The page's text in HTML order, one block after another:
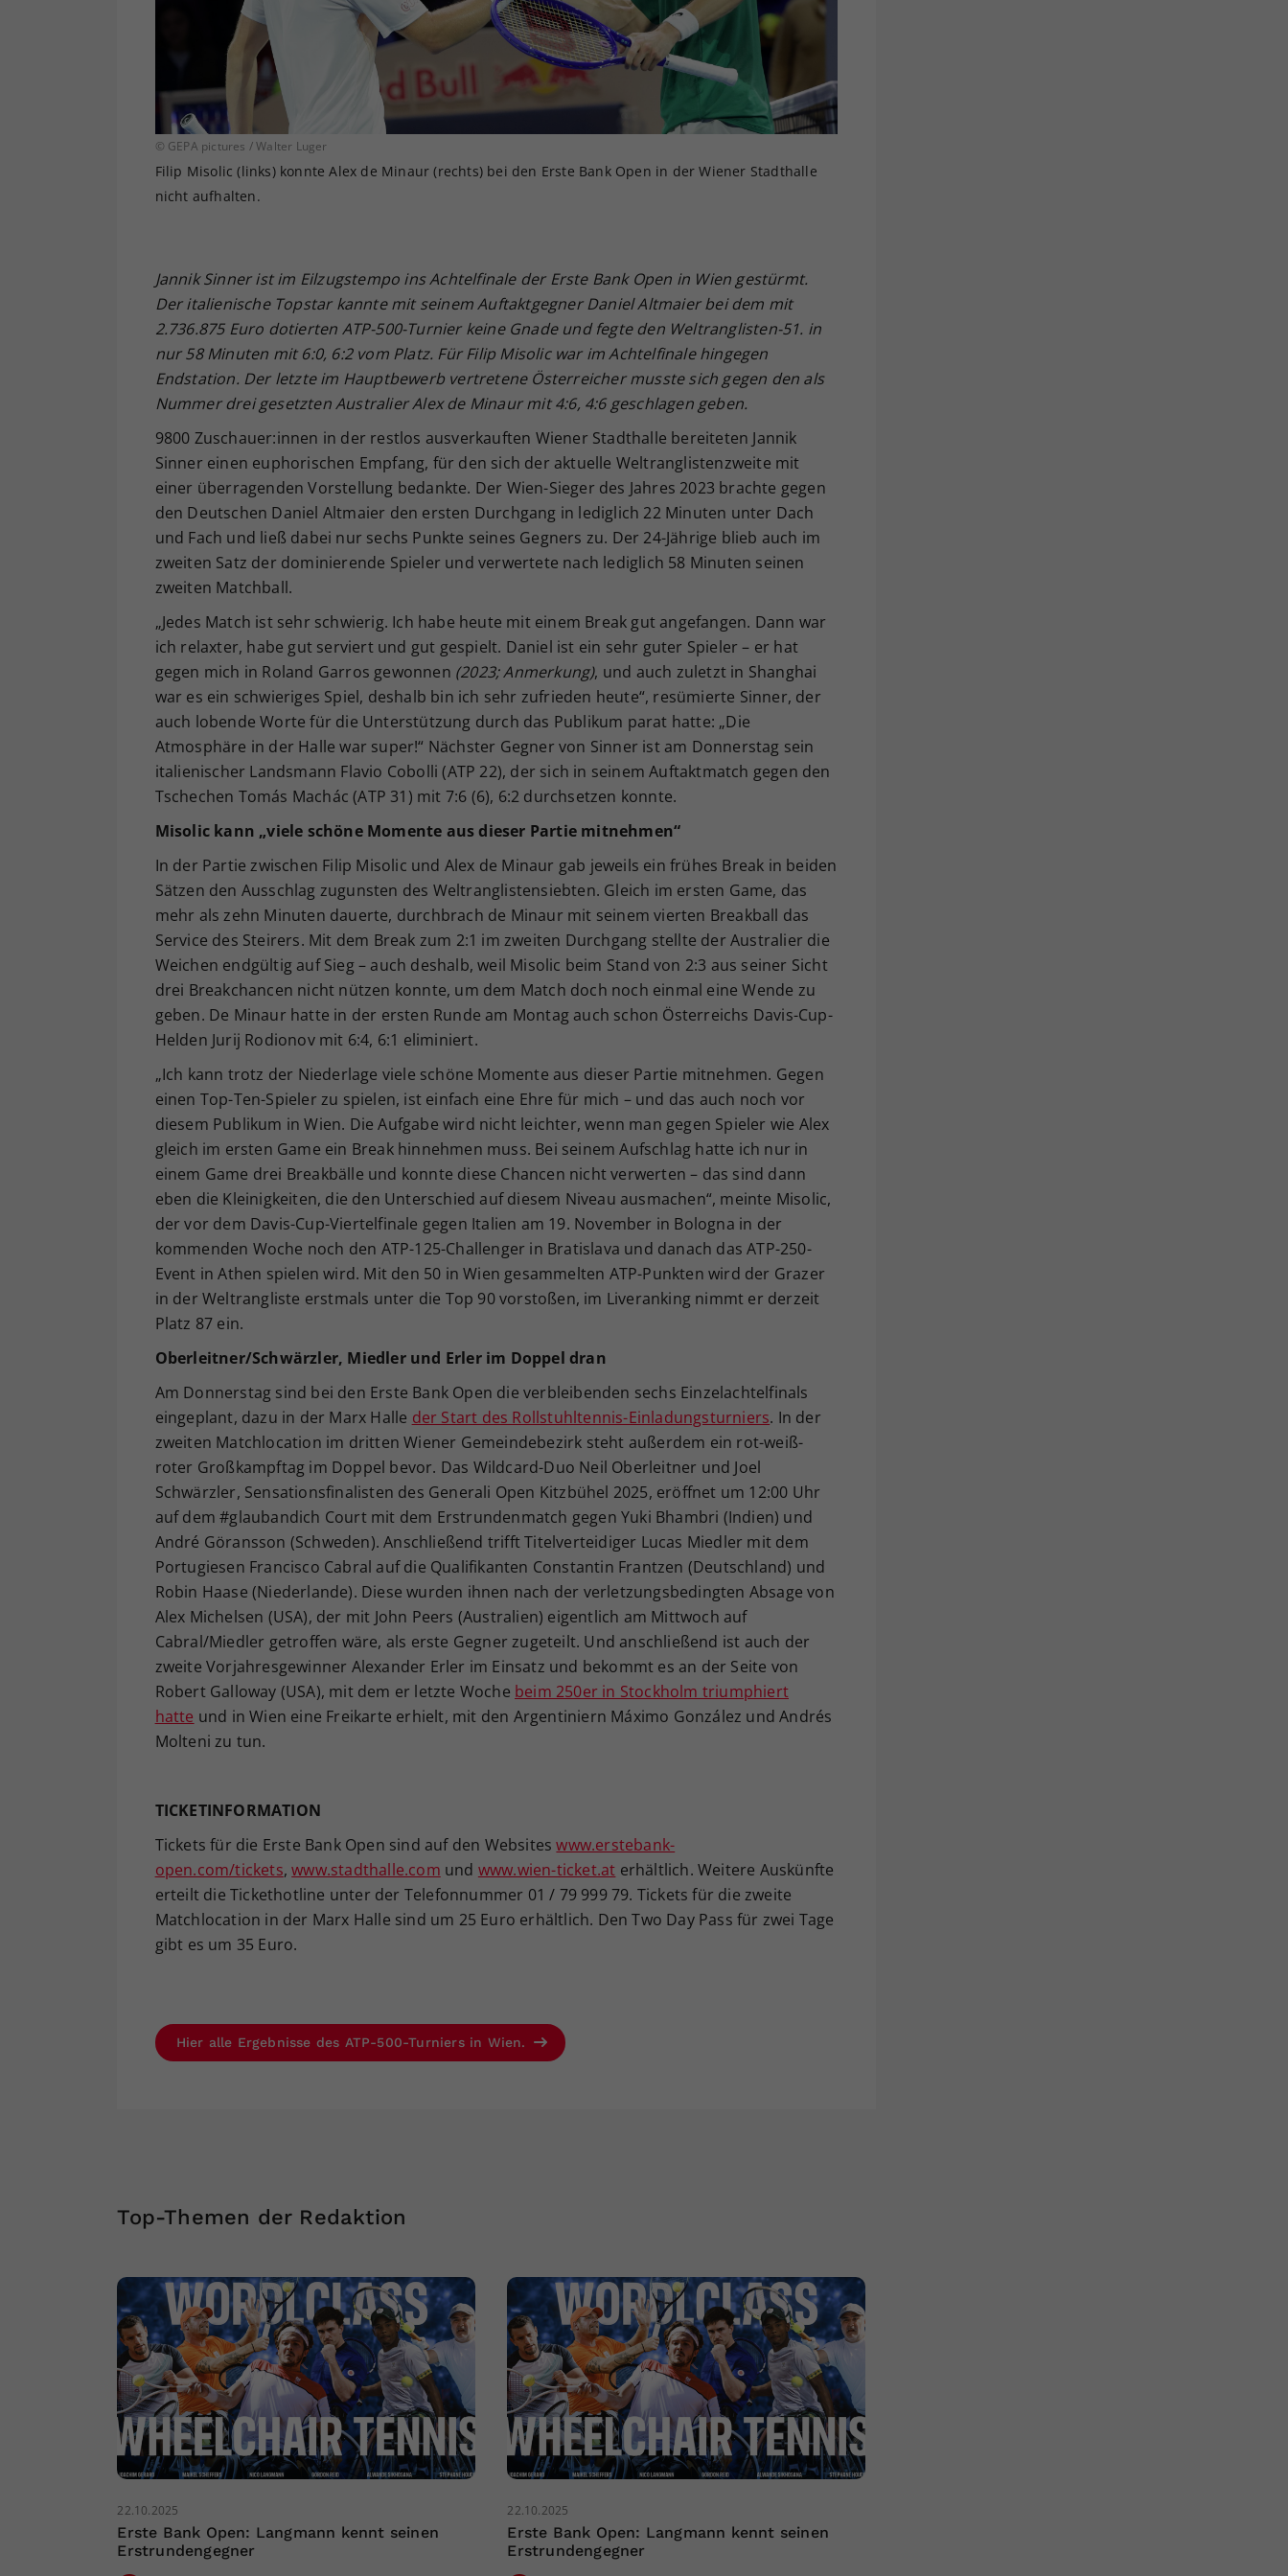
© GEPA pictures / Walter Luger
Filip Misolic (links) konnte Alex de Minaur (rechts) bei den Erste Bank Open in der Wiener Stadthalle
nicht aufhalten.
Jannik Sinner ist im Eilzugstempo ins Achtelfinale der Erste Bank Open in Wien gestürmt.
Der italienische Topstar kannte mit seinem Auftaktgegner Daniel Altmaier bei dem mit
2.736.875 Euro dotierten ATP-500-Turnier keine Gnade und fegte den Weltranglisten-51. in
nur 58 Minuten mit 6:0, 6:2 vom Platz. Für Filip Misolic war im Achtelfinale hingegen
Endstation. Der letzte im Hauptbewerb vertretene Österreicher musste sich gegen den als
Nummer drei gesetzten Australier Alex de Minaur mit 4:6, 4:6 geschlagen geben.
9800 Zuschauer:innen in der restlos ausverkauften Wiener Stadthalle bereiteten Jannik
Sinner einen euphorischen Empfang, für den sich der aktuelle Weltranglistenzweite mit
einer überragenden Vorstellung bedankte. Der Wien-Sieger des Jahres 2023 brachte gegen
den Deutschen Daniel Altmaier den ersten Durchgang in lediglich 22 Minuten unter Dach
und Fach und ließ dabei nur sechs Punkte seines Gegners zu. Der 24-Jährige blieb auch im
zweiten Satz der dominierende Spieler und verwertete nach lediglich 58 Minuten seinen
zweiten Matchball.
„Jedes Match ist sehr schwierig. Ich habe heute mit einem Break gut angefangen. Dann war
ich relaxter, habe gut serviert und gut gespielt. Daniel ist ein sehr guter Spieler – er hat
gegen mich in Roland Garros gewonnen (2023; Anmerkung), und auch zuletzt in Shanghai
war es ein schwieriges Spiel, deshalb bin ich sehr zufrieden heute“, resümierte Sinner, der
auch lobende Worte für die Unterstützung durch das Publikum parat hatte: „Die
Atmosphäre in der Halle war super!“ Nächster Gegner von Sinner ist am Donnerstag sein
italienischer Landsmann Flavio Cobolli (ATP 22), der sich in seinem Auftaktmatch gegen den
Tschechen Tomás Machác (ATP 31) mit 7:6 (6), 6:2 durchsetzen konnte.
Misolic kann „viele schöne Momente aus dieser Partie mitnehmen“
In der Partie zwischen Filip Misolic und Alex de Minaur gab jeweils ein frühes Break in beiden
Sätzen den Ausschlag zugunsten des Weltranglistensiebten. Gleich im ersten Game, das
mehr als zehn Minuten dauerte, durchbrach de Minaur mit seinem vierten Breakball das
Service des Steirers. Mit dem Break zum 2:1 im zweiten Durchgang stellte der Australier die
Weichen endgültig auf Sieg – auch deshalb, weil Misolic beim Stand von 2:3 aus seiner Sicht
drei Breakchancen nicht nützen konnte, um dem Match doch noch einmal eine Wende zu
geben. De Minaur hatte in der ersten Runde am Montag auch schon Österreichs Davis-Cup-
Helden Jurij Rodionov mit 6:4, 6:1 eliminiert.
„Ich kann trotz der Niederlage viele schöne Momente aus dieser Partie mitnehmen. Gegen
einen Top-Ten-Spieler zu spielen, ist einfach eine Ehre für mich – und das auch noch vor
diesem Publikum in Wien. Die Aufgabe wird nicht leichter, wenn man gegen Spieler wie Alex
gleich im ersten Game ein Break hinnehmen muss. Bei seinem Aufschlag hatte ich nur in
einem Game drei Breakbälle und konnte diese Chancen nicht verwerten – das sind dann
eben die Kleinigkeiten, die den Unterschied auf diesem Niveau ausmachen“, meinte Misolic,
der vor dem Davis-Cup-Viertelfinale gegen Italien am 19. November in Bologna in der
kommenden Woche noch den ATP-125-Challenger in Bratislava und danach das ATP-250-
Event in Athen spielen wird. Mit den 50 in Wien gesammelten ATP-Punkten wird der Grazer
in der Weltrangliste erstmals unter die Top 90 vorstoßen, im Liveranking nimmt er derzeit
Platz 87 ein.
Oberleitner/Schwärzler, Miedler und Erler im Doppel dran
Am Donnerstag sind bei den Erste Bank Open die verbleibenden sechs Einzelachtelfinals
eingeplant, dazu in der Marx Halle der Start des Rollstuhltennis-Einladungsturniers. In der
zweiten Matchlocation im dritten Wiener Gemeindebezirk steht außerdem ein rot-weiß-
roter Großkampftag im Doppel bevor. Das Wildcard-Duo Neil Oberleitner und Joel
Schwärzler, Sensationsfinalisten des Generali Open Kitzbühel 2025, eröffnet um 12:00 Uhr
auf dem #glaubandich Court mit dem Erstrundenmatch gegen Yuki Bhambri (Indien) und
André Göransson (Schweden). Anschließend trifft Titelverteidiger Lucas Miedler mit dem
Portugiesen Francisco Cabral auf die Qualifikanten Constantin Frantzen (Deutschland) und
Robin Haase (Niederlande). Diese wurden ihnen nach der verletzungsbedingten Absage von
Alex Michelsen (USA), der mit John Peers (Australien) eigentlich am Mittwoch auf
Cabral/Miedler getroffen wäre, als erste Gegner zugeteilt. Und anschließend ist auch der
zweite Vorjahresgewinner Alexander Erler im Einsatz und bekommt es an der Seite von
Robert Galloway (USA), mit dem er letzte Woche beim 250er in Stockholm triumphiert
hatte und in Wien eine Freikarte erhielt, mit den Argentiniern Máximo González und Andrés
Molteni zu tun.
TICKETINFORMATION
Tickets für die Erste Bank Open sind auf den Websiteswww.erstebank-
open.com/tickets,www.stadthalle.com und www.wien-ticket.at erhältlich. Weitere Auskünfte
erteilt die Tickethotline unter der Telefonnummer 01 / 79 999 79. Tickets für die zweite
Matchlocation in der Marx Halle sind um 25 Euro erhältlich. Den Two Day Pass für zwei Tage
gibt es um 35 Euro.
Hier alle Ergebnisse des ATP-500-Turniers in Wien.
Top-Themen der Redaktion
22.10.2025
Erste Bank Open: Langmann kennt seinen
Erstrundengegner
22.10.2025
Erste Bank Open: Langmann kennt seinen
Erstrundengegner
Ihrer vorgenommen Einstellungen, falls der
Webseiten-Betreiber dies eingestellt hat.